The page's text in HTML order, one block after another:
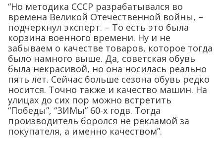
“Но методика СССР разрабатывался во
времена Великой Отечественной войны, –
подчеркнул эксперт. – То есть это была
корзина военного времени. Ну и не
забываем о качестве товаров, которое тогда
было намного выше. Да, советская обувь
была некрасивой, но она носилась реально
пять лет. Сейчас больше сезона обувь редко
носится. Точно также и качество машин. На
улицах до сих пор можно встретить
“Победы”, “ЗИМы” 60-х годв. Тогда
производитель боролся не рекламой за
покупателя, а именно качеством”.